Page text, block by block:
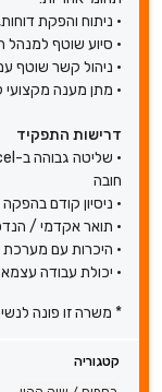
• ניתוח והפקת
• סיוע שוטף למנהל
• ניהול קשר שוטף
• מתן מענה מקצועי
דרישות התפקיד
חובה
• ניסיון קודם
• תואר אקדמי /
• היכרות עם מערכת Priority – יתרון
• יכולת עבודה
* משרה זו פונה
קטגוריה